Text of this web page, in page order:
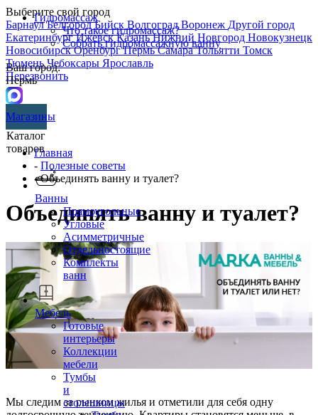
Выберите свой город
БарнаулБелгородБийск ВолгоградВоронеж Другой город
ЕкатеринбургИжевскКазаньНижний Новгород Новокузнецк
НовосибирскОренбургПермьСамараТольятти Томск
ТюменьЧебоксары Ярославль
Перезвонить
Гидромассаж
Что такое гидромассаж?
Собрать гидромассажную ванну
Ваш город:
Пермь
Магазины
Каталог
товаров
Ванны
Прямоугольные
Угловые
Асимметричные
Отдельностоящие
Комплекты
ванн
Мебель
Готовые
интерьеры
Коллекции
мебели
Тумбы
и
столешницы
Главная
- Полезные советы
- Объединять ванну и туалет?
Объединять ванну и туалет?
Мы следим за рынком жилья и отметили для себя одну